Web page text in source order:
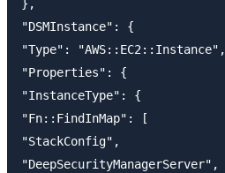
},
"DSMInstance": {
"Type": "AWS::EC2::Instance",
"Properties": {
"InstanceType": {
"Fn::FindInMap": [
"StackConfig",
"DeepSecurityManagerServer",